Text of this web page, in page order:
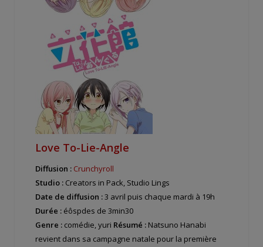
Love To-Lie-Angle
Diffusion : Crunchyroll
Studio : Creators in Pack, Studio Lings
Date de diffusion :3 avril puis chaque mardi à 19h
Durée : éôspdes de 3min30
Genre : comédie, yuri Résumé : Natsuno Hanabi
revient dans sa campagne natale pour la première